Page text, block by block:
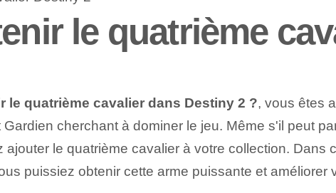
le quatrième
le quatrième cavalier dans Destiny 2 ?, vous êtes
cherchant à dominer le jeu. Même s'il peut
le quatrième cavalier à votre collection. Dans
puissiez obtenir cette arme puissante et améliorer